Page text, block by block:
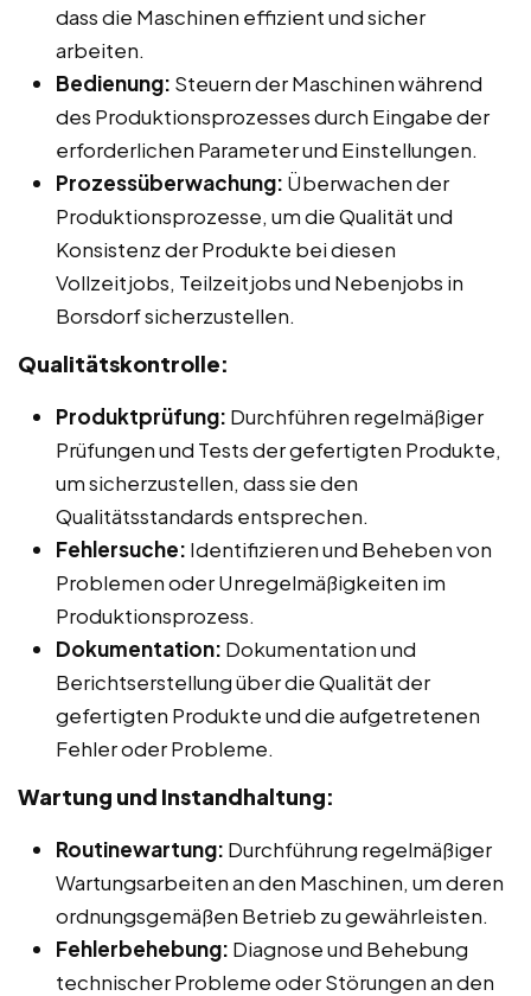
dass die Maschinen effizient und sicher
arbeiten.
Bedienung: Steuern der Maschinen während
des Produktionsprozesses durch Eingabe der
erforderlichen Parameter und Einstellungen.
Prozessüberwachung: Überwachen der
Produktionsprozesse, um die Qualität und
Konsistenz der Produkte bei diesen
Vollzeitjobs, Teilzeitjobs und Nebenjobs in
Borsdorf sicherzustellen.
Qualitätskontrolle:
Produktprüfung: Durchführen regelmäßiger
Prüfungen und Tests der gefertigten Produkte,
um sicherzustellen, dass sie den
Qualitätsstandards entsprechen.
Fehlersuche: Identifizieren und Beheben von
Problemen oder Unregelmäßigkeiten im
Produktionsprozess.
Dokumentation: Dokumentation und
Berichtserstellung über die Qualität der
gefertigten Produkte und die aufgetretenen
Fehler oder Probleme.
Wartung und Instandhaltung:
Routinewartung: Durchführung regelmäßiger
Wartungsarbeiten an den Maschinen, um deren
ordnungsgemäßen Betrieb zu gewährleisten.
Fehlerbehebung: Diagnose und Behebung
technischer Probleme oder Störungen an den